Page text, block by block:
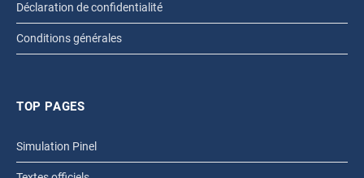
Déclaration de confidentialité
Conditions générales
TOP PAGES
Simulation Pinel